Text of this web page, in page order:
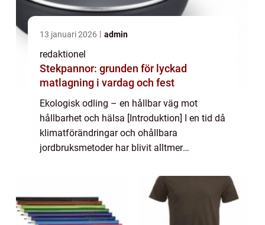
13 januari 2026 admin
redaktionel
Stekpannor: grunden för lyckad
matlagning i vardag och fest
Ekologisk odling – en hållbar väg mot
hållbarhet och hälsa [Introduktion] I en tid då
klimatförändringar och ohållbara
jordbruksmetoder har blivit alltmer
framstått som ett lockande alternativ för